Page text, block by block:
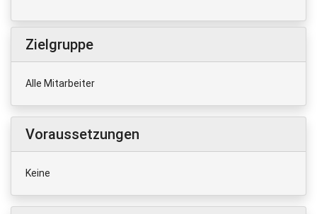
Zielgruppe
Alle Mitarbeiter
Voraussetzungen
Keine